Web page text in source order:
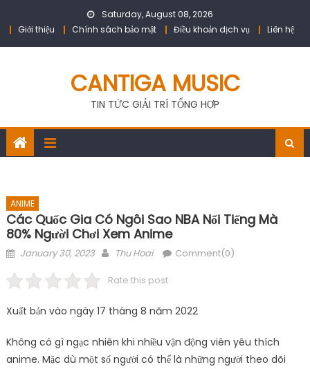
Saturday, August 08, 2026
Giới thiệu
Chính sách bảo mật Điều khoản dịch vụ Liên hệ
CANTIGA MUSIC
TIN TỨC GIẢI TRÍ TỔNG HỢP
ANIME
Các Quốc Gia Có Ngôi Sao NBA Nổi Tiếng Mà
80% Người Chơi Xem Anime
Posted
January 30, 2023 Author
Thu Hoai Comment(0)
Rate this post
Xuất bản vào ngày 17 tháng 8 năm 2022
Không có gì ngạc nhiên khi nhiều vận động viên yêu thích
anime. Mặc dù một số người có thể là những người theo dõi